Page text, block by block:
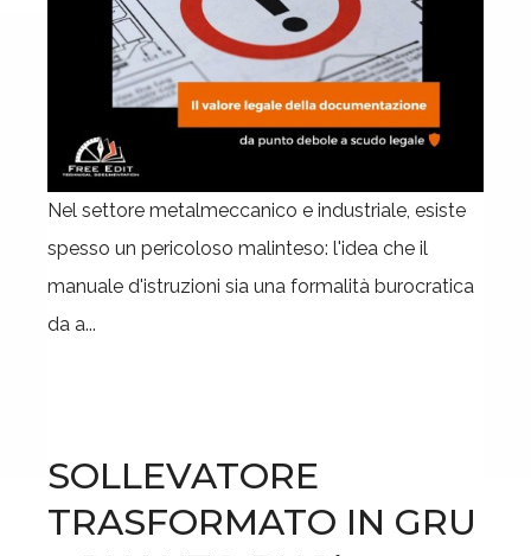
Nel settore metalmeccanico e industriale, esiste
spesso un pericoloso malinteso: l'idea che il
manuale d'istruzioni sia una formalità burocratica
da a...
SOLLEVATORE
TRASFORMATO IN GRU